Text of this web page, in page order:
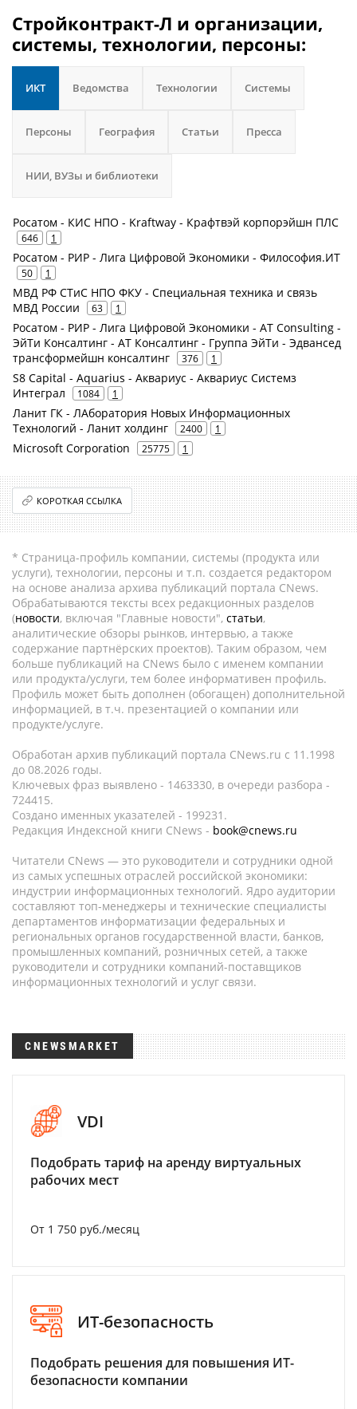
Стройконтракт-Л и организации,
системы, технологии, персоны:
ИКТ Ведомства Технологии Системы
Персоны География Статьи Пресса
НИИ, ВУЗы и библиотеки
Росатом - КИС НПО - Kraftway - Крафтвэй корпорэйшн ПЛС
646 1
Росатом - РИР - Лига Цифровой Экономики - Философия.ИТ
50 1
МВД РФ СТиС НПО ФКУ - Специальная техника и связь
МВД России
63 1
Росатом - РИР - Лига Цифровой Экономики - AT Consulting -
ЭйТи Консалтинг - АТ Консалтинг - Группа ЭйТи - Эдвансед
трансформейшн консалтинг
376 1
S8 Capital - Aquarius - Аквариус - Аквариус Системз
Интеграл
1084 1
Ланит ГК - ЛАборатория Новых Информационных
Технологий - Ланит холдинг
2400 1
Microsoft Corporation 25775 1
КОРОТКАЯ ССЫЛКА
* Страница-профиль компании, системы (продукта или
услуги), технологии, персоны и т.п. создается редактором
на основе анализа архива публикаций портала CNews.
Обрабатываются тексты всех редакционных разделов
(новости, включая "Главные новости", статьи,
аналитические обзоры рынков, интервью, а также
содержание партнёрских проектов). Таким образом, чем
больше публикаций на CNews было с именем компании
или продукта/услуги, тем более информативен профиль.
Профиль может быть дополнен (обогащен) дополнительной
информацией, в т.ч. презентацией о компании или
продукте/услуге.
Обработан архив публикаций портала CNews.ru c 11.1998
до 08.2026 годы.
Ключевых фраз выявлено - 1463330, в очереди разбора -
724415.
Создано именных указателей - 199231.
Редакция Индексной книги CNews - book@cnews.ru
Читатели CNews — это руководители и сотрудники одной
из самых успешных отраслей российской экономики:
индустрии информационных технологий. Ядро аудитории
составляют топ-менеджеры и технические специалисты
департаментов информатизации федеральных и
региональных органов государственной власти, банков,
промышленных компаний, розничных сетей, а также
руководители и сотрудники компаний-поставщиков
информационных технологий и услуг связи.
CNEWSMARKET
VDI
Подобрать тариф на аренду виртуальных
рабочих мест
От 1 750 руб./месяц
ИТ-безопасность
Подобрать решения для повышения ИТ-
безопасности компании